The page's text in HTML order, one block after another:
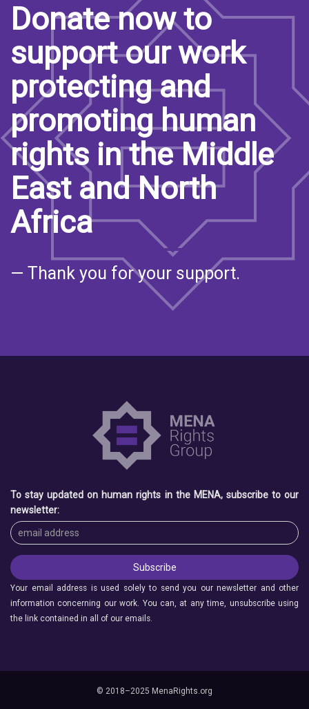
Donate now to
support our work
protecting and
promoting human
rights in the Middle
East and North
Africa
— Thank you for your support.
To stay updated on human rights in the MENA, subscribe to our
newsletter:
Your email address is used solely to send you our newsletter and other
information concerning our work. You can, at any time, unsubscribe using
the link contained in all of our emails.
© 2018–2025 MenaRights.org